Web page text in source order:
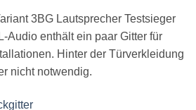
3BG Lautsprecher Testsieger
Audio enthält ein paar Gitter für
Hinter der Türverkleidung
nicht notwendig.